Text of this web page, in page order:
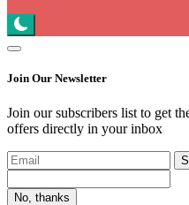
Join Our Newsletter
Join our subscribers list to get
offers directly in your inbox
No, thanks